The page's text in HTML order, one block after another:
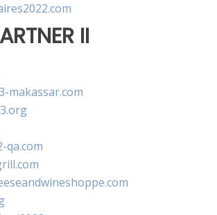
II
makassar.com
qa.com